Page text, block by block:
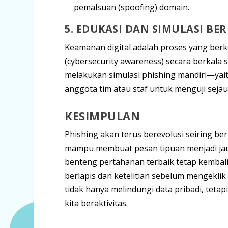
pemalsuan (spoofing) domain.
5. EDUKASI DAN SIMULASI
Keamanan digital adalah proses yang
(cybersecurity awareness) secara berkala
melakukansimulasi phishing mandiri
anggota tim atau staf untuk menguji
KESIMPULAN
Phishingakan terus berevolusi seiring
mampu membuat pesan tipuan menjadi
benteng pertahanan terbaik tetap
berlapis dan ketelitian sebelum
tidak hanya melindungi data pribadi,
kita beraktivitas.